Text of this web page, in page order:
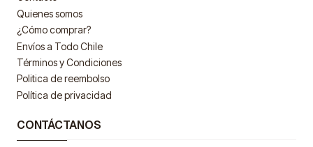
Quienes somos
¿Cómo comprar?
Envíos a Todo Chile
Términos y Condiciones
Politica de reembolso
Política de privacidad
CONTÁCTANOS